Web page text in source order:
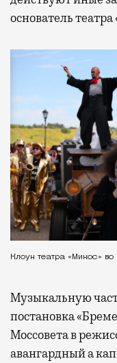
основатель
Клоун театра «Микос»
Музыкальную
постановка
Моссовета в
авангардный а